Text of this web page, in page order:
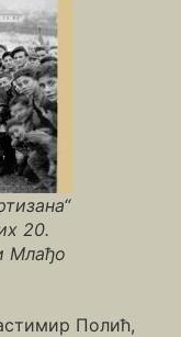
20.
Млађо
Полић,